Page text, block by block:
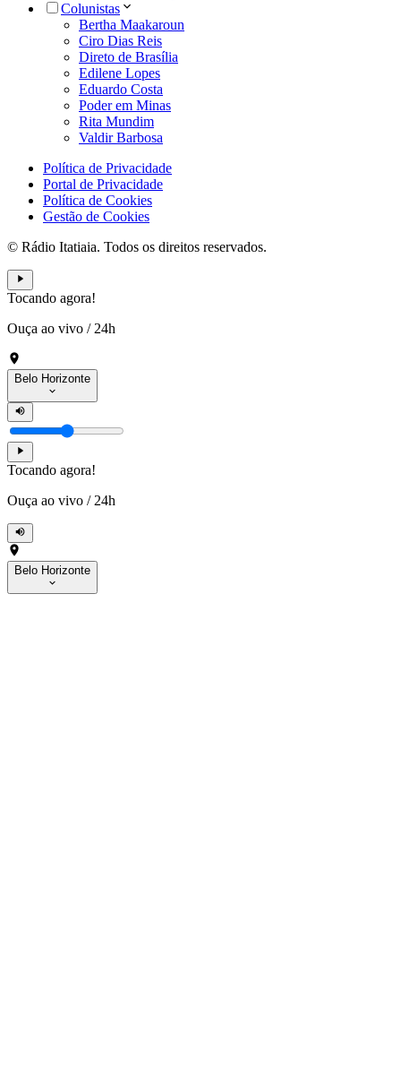
Colunistas
Bertha Maakaroun
Ciro Dias Reis
Direto de Brasília
Edilene Lopes
Eduardo Costa
Poder em Minas
Rita Mundim
Valdir Barbosa
Política de Privacidade
Portal de Privacidade
Política de Cookies
Gestão de Cookies
© Rádio Itatiaia. Todos os direitos reservados.
Tocando agora!
Ouça ao vivo / 24h
Belo Horizonte
Tocando agora!
Ouça ao vivo / 24h
Belo Horizonte